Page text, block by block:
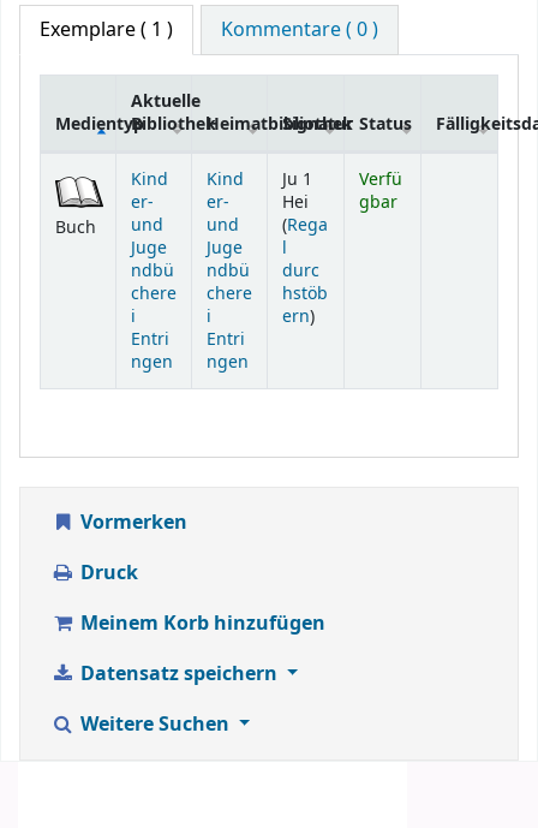
Exemplare( 1 ) Kommentare ( 0 )
Medientyp
Aktuelle
BibliothekHeimatbibliothek
Signatur Status
Buch
Kind
er-
und
Juge
ndbü
chere
i
Entri
ngen
Kind
er-
und
Juge
ndbü
chere
i
Entri
ngen
Ju 1
Hei
(Rega
l
durc
hstöb
ern(Öffnet sich unterhalb)
)
Verfü
gbar
Vormerken
Druck
Meinem Korb hinzufügen
Datensatz speichern
Weitere Suchen